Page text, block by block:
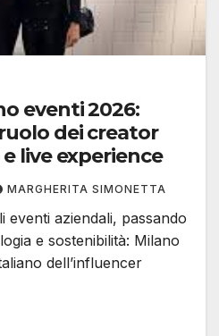
eventi 2026:
dei creator
live experience
MARGHERITA SIMONETTA
eventi aziendali, passando
e sostenibilità: Milano
dell’influencer